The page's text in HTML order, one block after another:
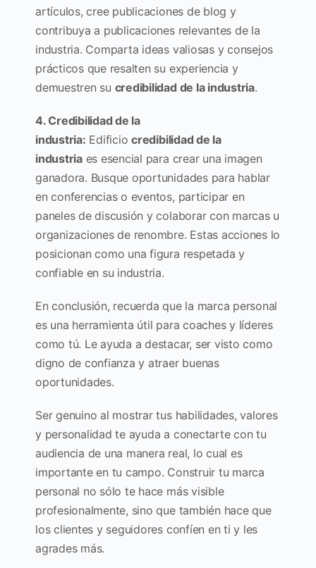
artículos, cree publicaciones de blog y
contribuya a publicaciones relevantes de la
industria. Comparta ideas valiosas y consejos
prácticos que resalten su experiencia y
demuestren su credibilidad de la industria.
4. Credibilidad de la
industria: Edificiocredibilidad de la
industriaes esencial para crear una imagen
ganadora. Busque oportunidades para hablar
en conferencias o eventos, participar en
paneles de discusión y colaborar con marcas u
organizaciones de renombre. Estas acciones lo
posicionan como una figura respetada y
confiable en su industria.
En conclusión, recuerda que la marca personal
es una herramienta útil para coaches y líderes
como tú. Le ayuda a destacar, ser visto como
digno de confianza y atraer buenas
oportunidades.
Ser genuino al mostrar tus habilidades, valores
y personalidad te ayuda a conectarte con tu
audiencia de una manera real, lo cual es
importante en tu campo. Construir tu marca
personal no sólo te hace más visible
profesionalmente, sino que también hace que
los clientes y seguidores confíen en ti y les
agrades más.